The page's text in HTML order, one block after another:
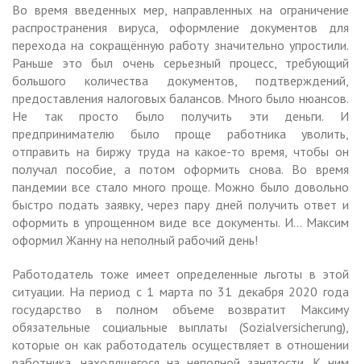
Во время введенных мер, направленных на ограничение
распространения вируса, оформление документов для
перехода на сокращённую работу значительно упростили.
Раньше это был очень серьезный процесс, требующий
большого количества документов, подтверждений,
предоставления налоговых балансов. Много было нюансов.
Не так просто было получить эти деньги. И
предпринимателю было проще работника уволить,
отправить на биржу труда на какое-то время, чтобы он
получал пособие, а потом оформить снова. Во время
пандемии все стало много проще. Можно было довольно
быстро подать заявку, через пару дней получить ответ и
оформить в упрощенном виде все документы. И… Максим
оформил Жанну на неполный рабочий день!
Работодатель тоже имеет определенные льготы в этой
ситуации. На период с 1 марта по 31 декабря 2020 года
государство в полном объеме возвратит Максиму
обязательные социальные выплаты (Sozialversicherung),
которые он как работодатель осуществляет в отношении